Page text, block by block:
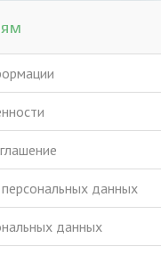
данных
данных